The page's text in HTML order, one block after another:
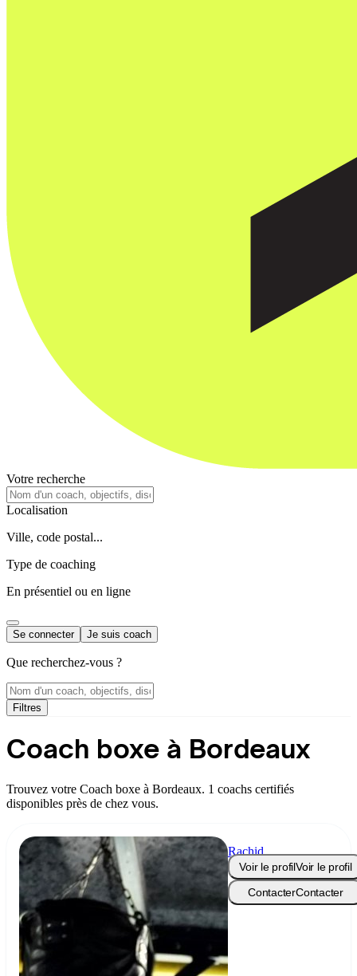
Votre recherche
Localisation
Ville, code postal...
Type de coaching
En présentiel ou en ligne
Se connecter Je suis coach
Que recherchez-vous ?
Filtres
Coach boxe à Bordeaux
Trouvez votre Coach boxe à Bordeaux. 1 coachs certifiés
disponibles près de chez vous.
Rachid
KADA
Voir le profilVoir le profil
ContacterContacter